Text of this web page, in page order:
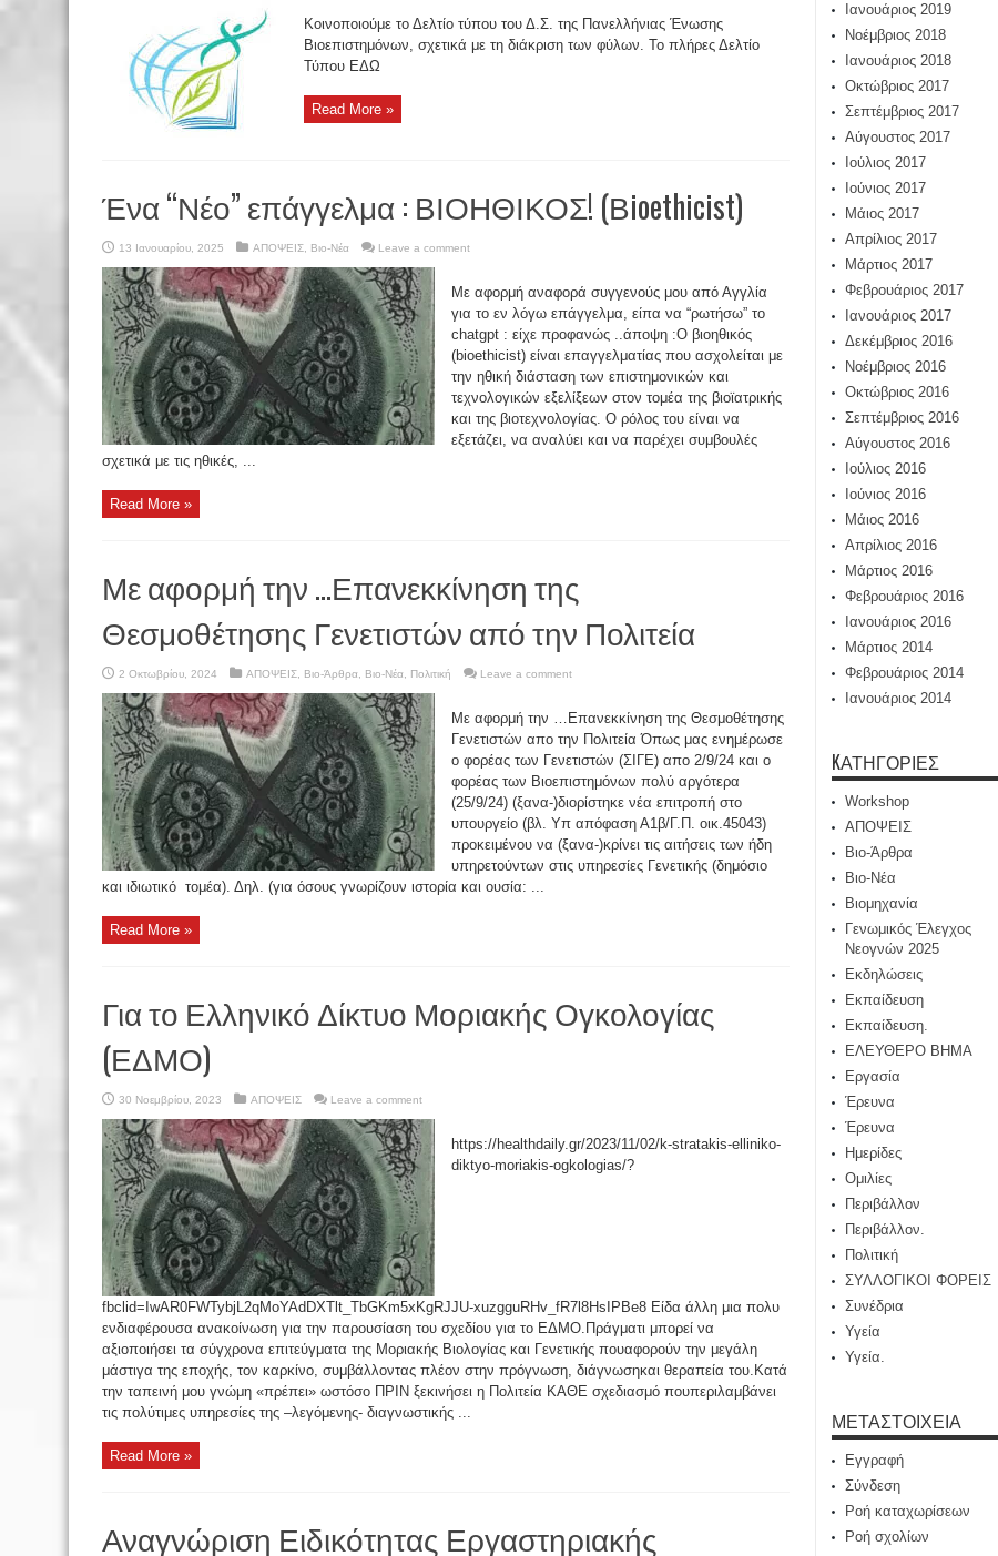
Κοινοποιούμε το Δελτίο τύπου του Δ.Σ. της Πανελλήνιας Ένωσης
Βιοεπιστημόνων, σχετικά με τη διάκριση των φύλων. Το πλήρες Δελτίο
Τύπου ΕΔΩ
Read More »
Ένα “Νέο” επάγγελμα : ΒΙΟΗΘΙΚΟΣ! (Βioethicist)
13 Ιανουαρίου, 2025 ΑΠΟΨΕΙΣ Βιο-Νέα Leave a comment
Με αφορμή αναφορά συγγενούς μου από Αγγλία
για το εν λόγω επάγγελμα, είπα να “ρωτήσω” το
chatgpt : είχε προφανώς ..άποψη :Ο βιοηθικός
(bioethicist) είναι επαγγελματίας που ασχολείται με
την ηθική διάσταση των επιστημονικών και
τεχνολογικών εξελίξεων στον τομέα της βιοϊατρικής
και της βιοτεχνολογίας. Ο ρόλος του είναι να
εξετάζει, να αναλύει και να παρέχει συμβουλές
σχετικά με τις ηθικές, ...
Read More »
Με αφορμή την …Επανεκκίνηση της
Θεσμοθέτησης Γενετιστών από την Πολιτεία
2 Οκτωβρίου, 2024 ΑΠΟΨΕΙΣ Βιο-Άρθρα Βιο-Νέα Πολιτική Leave a comment
Με αφορμή την …Επανεκκίνηση της Θεσμοθέτησης
Γενετιστών απο την Πολιτεία Όπως μας ενημέρωσε
ο φορέας των Γενετιστών (ΣΙΓΕ) απο 2/9/24 και ο
φορέας των Βιοεπιστημόνων πολύ αργότερα
(25/9/24) (ξανα-)διορίστηκε νέα επιτροπή στο
υπουργείο (βλ. Υπ απόφαση Α1β/Γ.Π. οικ.45043)
προκειμένου να (ξανα-)κρίνει τις αιτήσεις των ήδη
υπηρετούντων στις υπηρεσίες Γενετικής (δημόσιο
και ιδιωτικό τομέα). Δηλ. (για όσους γνωρίζουν ιστορία και ουσία: ...
Read More »
Για το Ελληνικό Δίκτυο Μοριακής Ογκολογίας
(ΕΔΜΟ)
30 Νοεμβρίου, 2023 ΑΠΟΨΕΙΣ Leave a comment
https://healthdaily.gr/2023/11/02/k-stratakis-elliniko-
diktyo-moriakis-ogkologias/?
fbclid=IwAR0FWTybjL2qMoYAdDXTlt_TbGKm5xKgRJJU-xuzgguRHv_fR7l8HsIPBe8 Είδα άλλη μια πολυ
ενδιαφέρουσα ανακοίνωση για την παρουσίαση του σχεδίου για το ΕΔΜΟ.Πράγματι μπορεί να
αξιοποιήσει τα σύγχρονα επιτεύγματα της Μοριακής Βιολογίας και Γενετικής πουαφορούν την μεγάλη
μάστιγα της εποχής, τον καρκίνο, συμβάλλοντας πλέον στην πρόγνωση, διάγνωσηκαι θεραπεία του.Κατά
την ταπεινή μου γνώμη «πρέπει» ωστόσο ΠΡΙΝ ξεκινήσει η Πολιτεία ΚΑΘΕ σχεδιασμό πουπεριλαμβάνει
τις πολύτιμες υπηρεσίες της –λεγόμενης- διαγνωστικής ...
Read More »
Αναγνώριση Ειδικότητας Εργαστηριακής
Ιανουάριος 2019
Νοέμβριος 2018
Ιανουάριος 2018
Οκτώβριος 2017
Σεπτέμβριος 2017
Αύγουστος 2017
Ιούλιος 2017
Ιούνιος 2017
Μάιος 2017
Απρίλιος 2017
Μάρτιος 2017
Φεβρουάριος 2017
Ιανουάριος 2017
Δεκέμβριος 2016
Νοέμβριος 2016
Οκτώβριος 2016
Σεπτέμβριος 2016
Αύγουστος 2016
Ιούλιος 2016
Ιούνιος 2016
Μάιος 2016
Απρίλιος 2016
Μάρτιος 2016
Φεβρουάριος 2016
Ιανουάριος 2016
Μάρτιος 2014
Φεβρουάριος 2014
Ιανουάριος 2014
KΑΤΗΓΟΡΊΕΣ
Workshop
ΑΠΟΨΕΙΣ
Βιο-Άρθρα
Βιο-Νέα
Βιομηχανία
Γενωμικός Έλεγχος
Νεογνών 2025
Εκδηλώσεις
Εκπαίδευση
Εκπαίδευση.
ΕΛΕΥΘΕΡΟ ΒΗΜΑ
Εργασία
Έρευνα
Έρευνα
Ημερίδες
Ομιλίες
Περιβάλλον
Περιβάλλον.
Πολιτική
ΣΥΛΛΟΓΙΚΟΙ ΦΟΡΕΙΣ
Συνέδρια
Υγεία
Υγεία.
ΜΕΤΑΣΤΟΙΧΕΊΑ
Εγγραφή
Σύνδεση
Ροή καταχωρίσεων
Ροή σχολίων